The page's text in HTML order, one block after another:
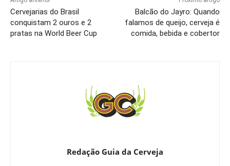
Cervejarias do Brasil
conquistam 2 ouros e 2
pratas na World Beer Cup
Balcão do Jayro: Quando
falamos de queijo, cerveja é
comida, bebida e cobertor
Redação Guia da Cerveja